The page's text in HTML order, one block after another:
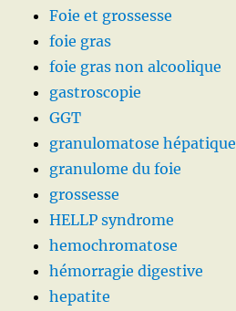
Foie et grossesse
foie gras
foie gras non alcoolique
gastroscopie
GGT
granulomatose hépatique
granulome du foie
grossesse
HELLP syndrome
hemochromatose
hémorragie digestive
hepatite